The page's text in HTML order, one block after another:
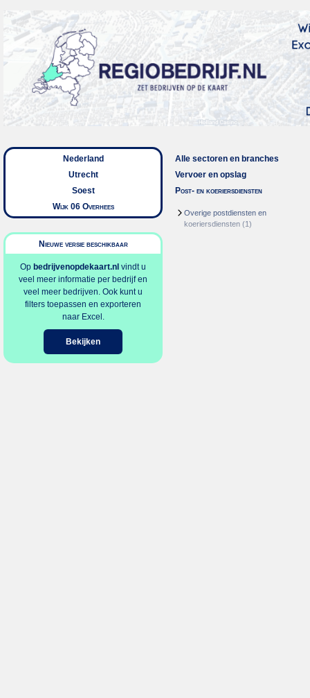
Nederland
Utrecht
Soest
Wijk 06 Overhees
Nieuwe versie beschikbaar
Op bedrijvenopdekaart.nl vindt u
veel meer informatie per bedrijf en
veel meer bedrijven. Ook kunt u
filters toepassen en exporteren
naar Excel.
Bekijken
Alle sectoren en branches
Vervoer en opslag
Post- en koeriersdiensten
Overige postdiensten en
koeriersdiensten (1)